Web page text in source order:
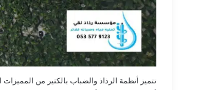
تتميز أنظمة الرذاذ والضباب بالكثير من